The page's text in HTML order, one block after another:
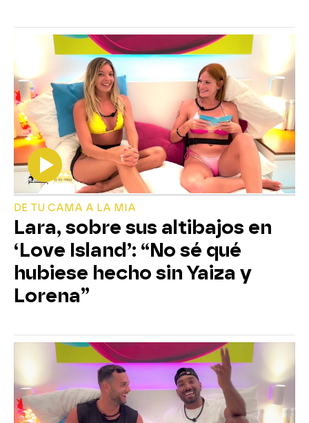
DE TU CAMA A LA MIA
Lara, sobre sus altibajos en
‘Love Island’: “No sé qué
hubiese hecho sin Yaiza y
Lorena”